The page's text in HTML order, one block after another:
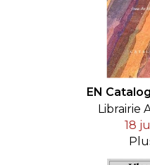
EN
Librairie
18